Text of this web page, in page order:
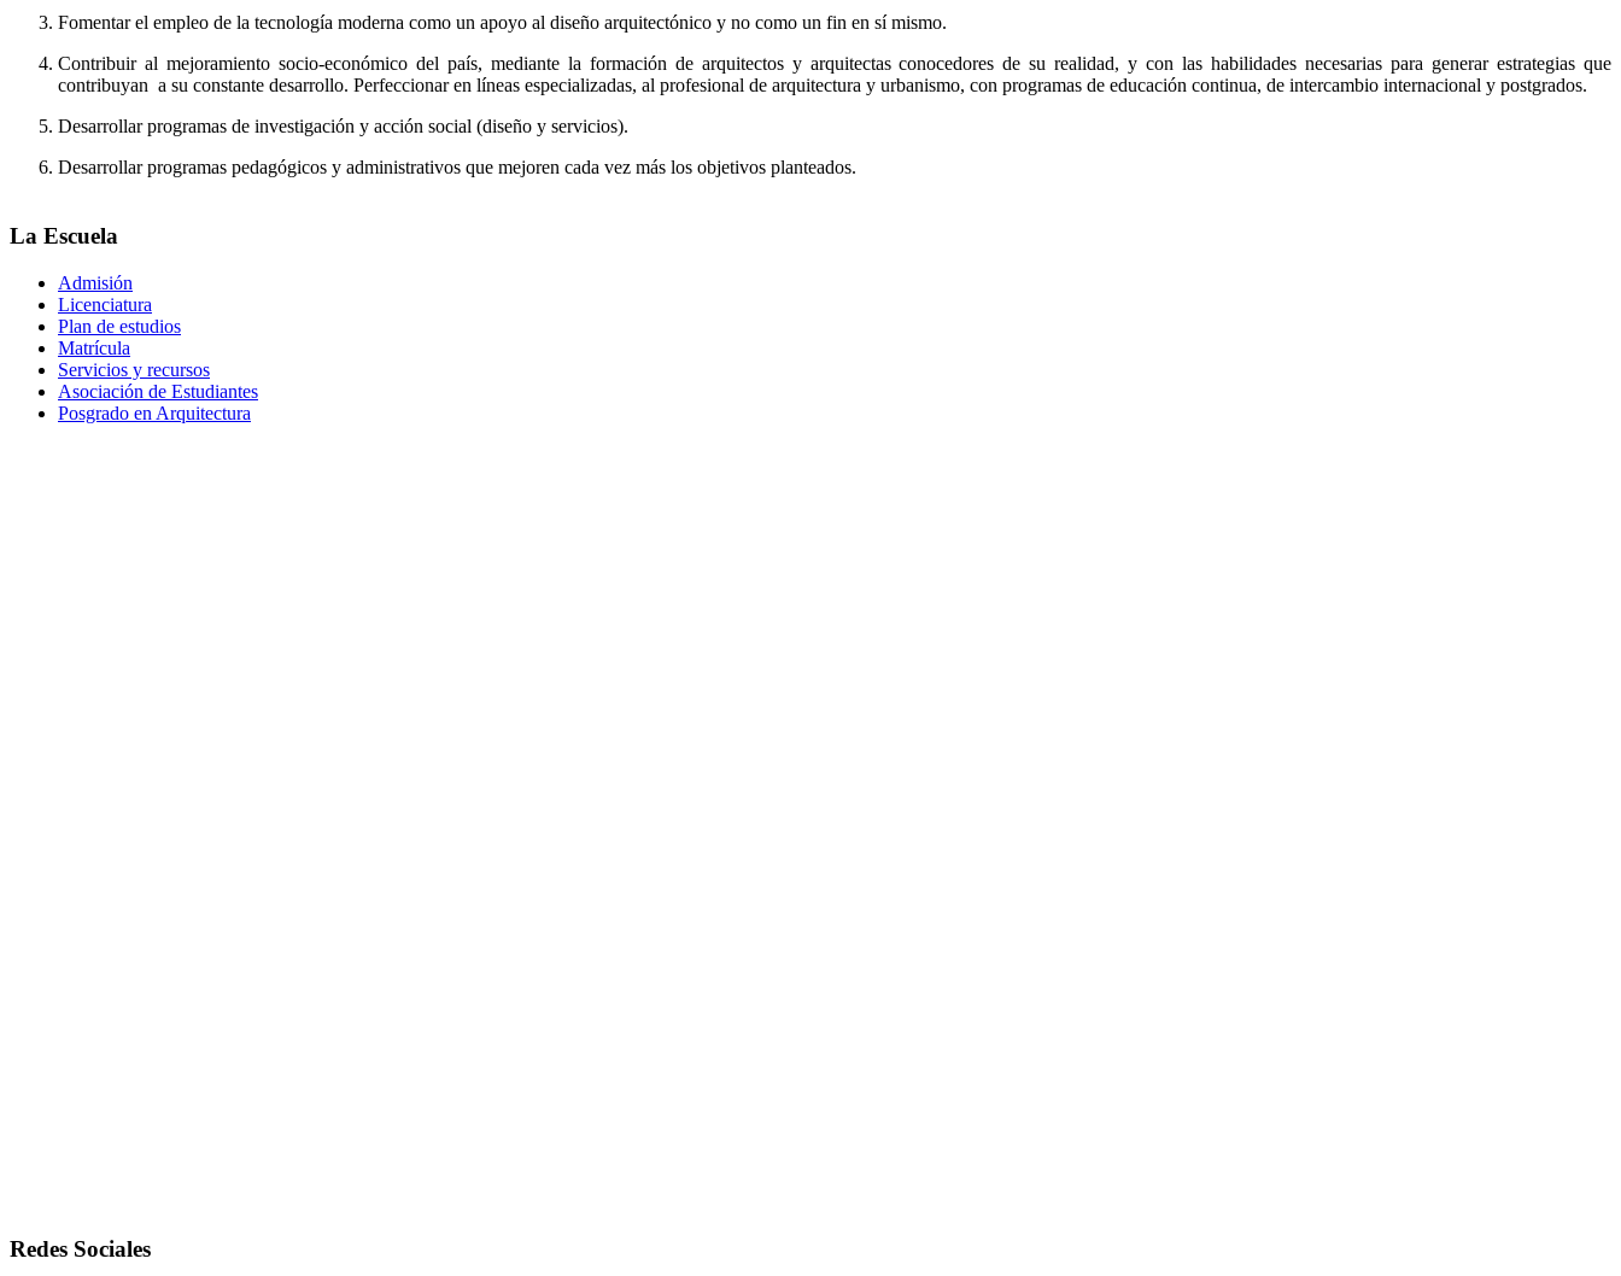
Fomentar el empleo de la tecnología moderna como un apoyo al diseño arquitectónico y no como un fin en sí mismo.
Contribuir al mejoramiento socio-económico del país, mediante la formación de arquitectos y arquitectas conocedores de su realidad, y con las habilidades necesarias para generar estrategias que
contribuyan a su constante desarrollo. Perfeccionar en líneas especializadas, al profesional de arquitectura y urbanismo, con programas de educación continua, de intercambio internacional y postgrados.
Desarrollar programas de investigación y acción social (diseño y servicios).
Desarrollar programas pedagógicos y administrativos que mejoren cada vez más los objetivos planteados.
La Escuela
Admisión
Licenciatura
Plan de estudios
Matrícula
Servicios y recursos
Asociación de Estudiantes
Posgrado en Arquitectura
Redes Sociales